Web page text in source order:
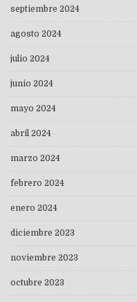
septiembre 2024
agosto 2024
julio 2024
junio 2024
mayo 2024
abril 2024
marzo 2024
febrero 2024
enero 2024
diciembre 2023
noviembre 2023
octubre 2023